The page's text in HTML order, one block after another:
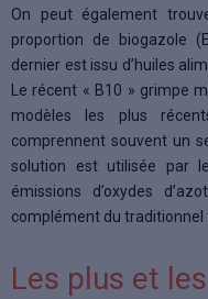
On peut également
proportion de biogazole
dernier est issu d’huiles
Le récent « B10 » grimpe
modèles les plus
comprennent souvent un
solution est utilisée par
émissions d’oxydes
complément du traditionnel
Les plus et